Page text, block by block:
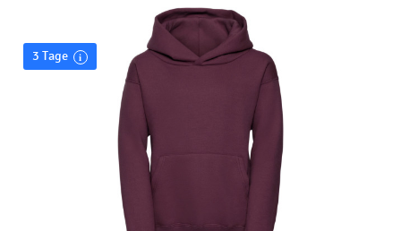
3 Tage